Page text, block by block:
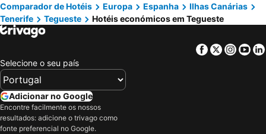
Casa Kilig
Hotel Nautico
Eurostars Atlántida
Laguna Nivaria Hotel & Spa
Casapatrizia Appartamento compartido
Hotel Océano Centro
Guest House Casa Tacoronte
Hotel Taro Santa Cruz
Hotel Tanausu
Radazul Marina Seafront 12
Comparador de Hotéis Europa Espanha
Ilhas Canárias
Tenerife
Tegueste Hotéis económicos em Tegueste
Facebook
Twitter
Selecione o seu país
Adicionar no Google
Encontre facilmente os nossos
resultados: adicione o trivago como
fonte preferencial no Google.